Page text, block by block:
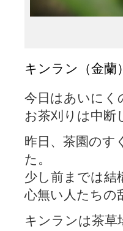
キンラン（金蘭）
今日はあいにく
お茶刈りは中断
昨日、茶園のす
た。
少し前までは結
心無い人たちの
キンランは茶草